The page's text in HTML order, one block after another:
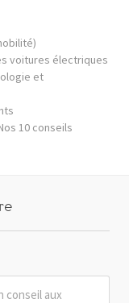
voitures électriques
et
10 conseils